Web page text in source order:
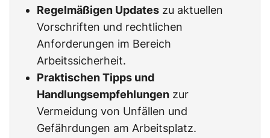
Regelmäßigen Updates zu aktuellen
Vorschriften und rechtlichen
Anforderungen im Bereich
Arbeitssicherheit.
Praktischen Tipps und
Handlungsempfehlungen zur
Vermeidung von Unfällen und
Gefährdungen am Arbeitsplatz.